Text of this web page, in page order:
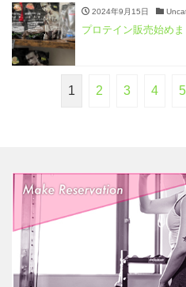
2024年9月15日
プロテイン販売始めま
1 2 3 4 5